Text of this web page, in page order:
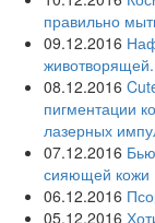
правильно
09.12.2016
08.12.2016
пигментации
лазерных
07.12.2016
сияющей кожи
06.12.2016
05.12.2016